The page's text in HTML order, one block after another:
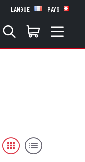
LANGUE PAYS